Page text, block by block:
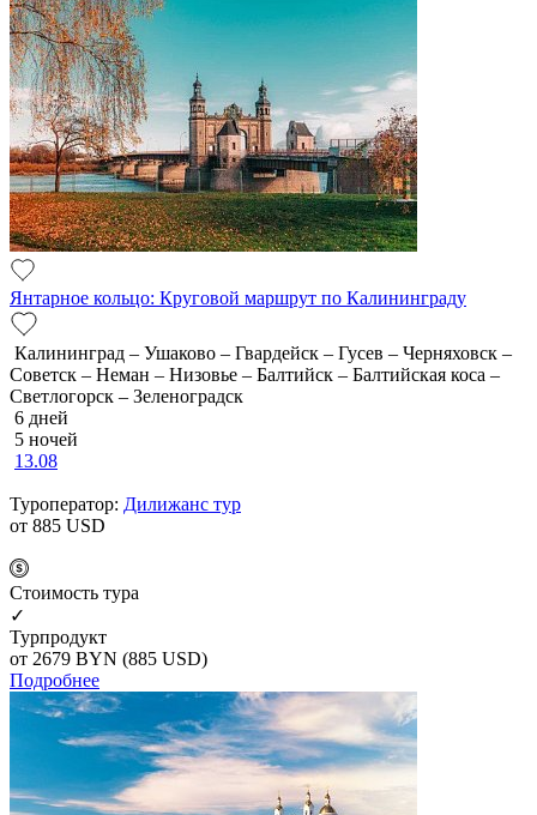
Янтарное кольцо: Круговой маршрут по Калининграду
Калининград – Ушаково – Гвардейск – Гусев – Черняховск –
Советск – Неман – Низовье – Балтийск – Балтийская коса –
Светлогорск – Зеленоградск
6 дней
5 ночей
13.08
Туроператор: Дилижанс тур
от 885 USD
Cтоимость тура
✓
Турпродукт
от 2679 BYN (885 USD)
Подробнее